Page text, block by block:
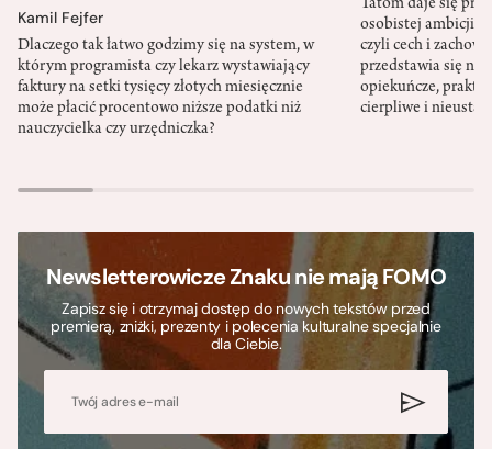
Kamil Fejfer
Dlaczego tak łatwo godzimy się na system, w
którym programista czy lekarz wystawiający
faktury na setki tysięcy złotych miesięcznie
może płacić procentowo niższe podatki niż
nauczycielka czy urzędniczka?
Tatom daje się
osobistej ambicji,
czyli cech i
przedstawia się
opiekuńcze,
cierpliwe i
Newsletterowicze Znaku nie mają FOMO
Zapisz się i otrzymaj dostęp do nowych tekstów przed
premierą, zniżki, prezenty i polecenia kulturalne specjalnie
dla Ciebie.